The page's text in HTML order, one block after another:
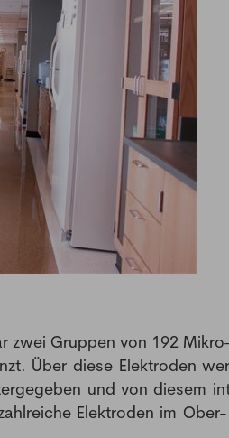
zwei Gruppen von 192
Über diese Elektroden
und von diesem
Elektroden im
Newsletter